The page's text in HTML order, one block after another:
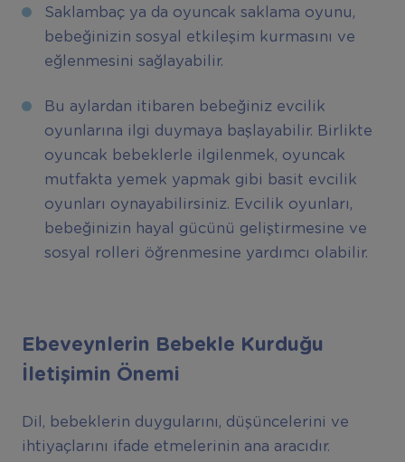
Saklambaç ya da oyuncak saklama oyunu,
bebeğinizin sosyal etkileşim kurmasını ve
eğlenmesini sağlayabilir.
Bu aylardan itibaren bebeğiniz evcilik
oyunlarına ilgi duymaya başlayabilir. Birlikte
oyuncak bebeklerle ilgilenmek, oyuncak
mutfakta yemek yapmak gibi basit evcilik
oyunları oynayabilirsiniz. Evcilik oyunları,
bebeğinizin hayal gücünü geliştirmesine ve
sosyal rolleri öğrenmesine yardımcı olabilir.
Ebeveynlerin Bebekle Kurduğu
İletişimin Önemi
Dil, bebeklerin duygularını, düşüncelerini ve
ihtiyaçlarını ifade etmelerinin ana aracıdır.